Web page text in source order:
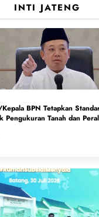
INTI JATENG
BPN Tetapkan
Pengukuran Tanah dan